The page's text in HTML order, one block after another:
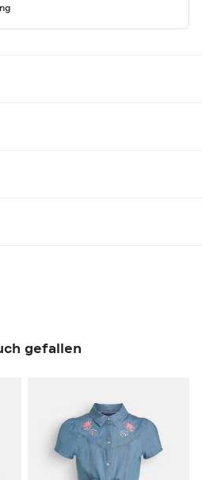
gefallen